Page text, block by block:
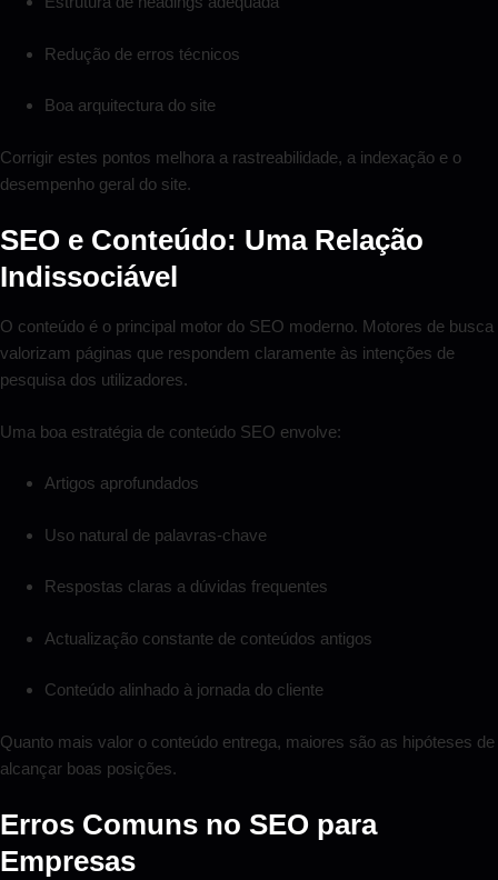
Redução de erros técnicos
Boa arquitectura do site
Corrigir estes pontos melhora a rastreabilidade, a indexação e o
desempenho geral do site.
SEO e Conteúdo: Uma Relação
Indissociável
O conteúdo é o principal motor do SEO moderno. Motores de busca
valorizam páginas que respondem claramente às intenções de
pesquisa dos utilizadores.
Uma boa estratégia de conteúdo SEO envolve:
Artigos aprofundados
Uso natural de palavras-chave
Respostas claras a dúvidas frequentes
Actualização constante de conteúdos antigos
Conteúdo alinhado à jornada do cliente
Quanto mais valor o conteúdo entrega, maiores são as hipóteses de
alcançar boas posições.
Erros Comuns no SEO para
Empresas